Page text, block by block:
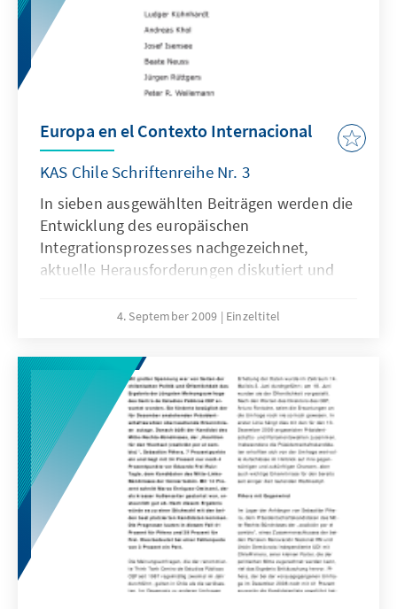
Europa en el Contexto Internacional
KAS Chile Schriftenreihe Nr. 3
In sieben ausgewählten Beiträgen werden die
Entwicklung des europäischen
Integrationsprozesses nachgezeichnet,
aktuelle Herausforderungen diskutiert und
7. Juni 2009 die aktuelle politische Stimmung
4. September 2009 Einzeltitel